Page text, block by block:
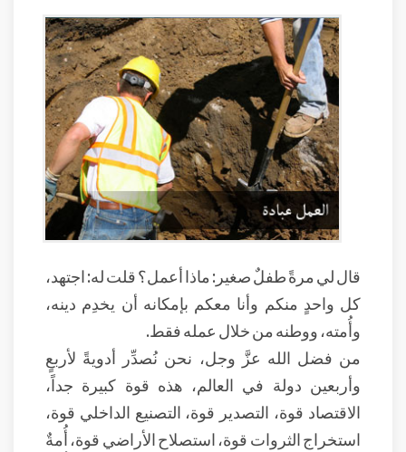
قال لي مرةً طفلٌ صغير: ماذا أعمل؟ قلت له: اجتهد،
كل واحدٍ منكم وأنا معكم بإمكانه أن يخدِم دينه،
وأُمته، ووطنه من خلال عمله فقط.
من فضل الله عزَّ وجل، نحن نُصدِّر أدويةً لأربعٍ
وأربعين دولة في العالم، هذه قوة كبيرة جداً،
الاقتصاد قوة، التصدير قوة، التصنيع الداخلي قوة،
استخراج الثروات قوة، استصلاح الأراضي قوة، أُمةٌ